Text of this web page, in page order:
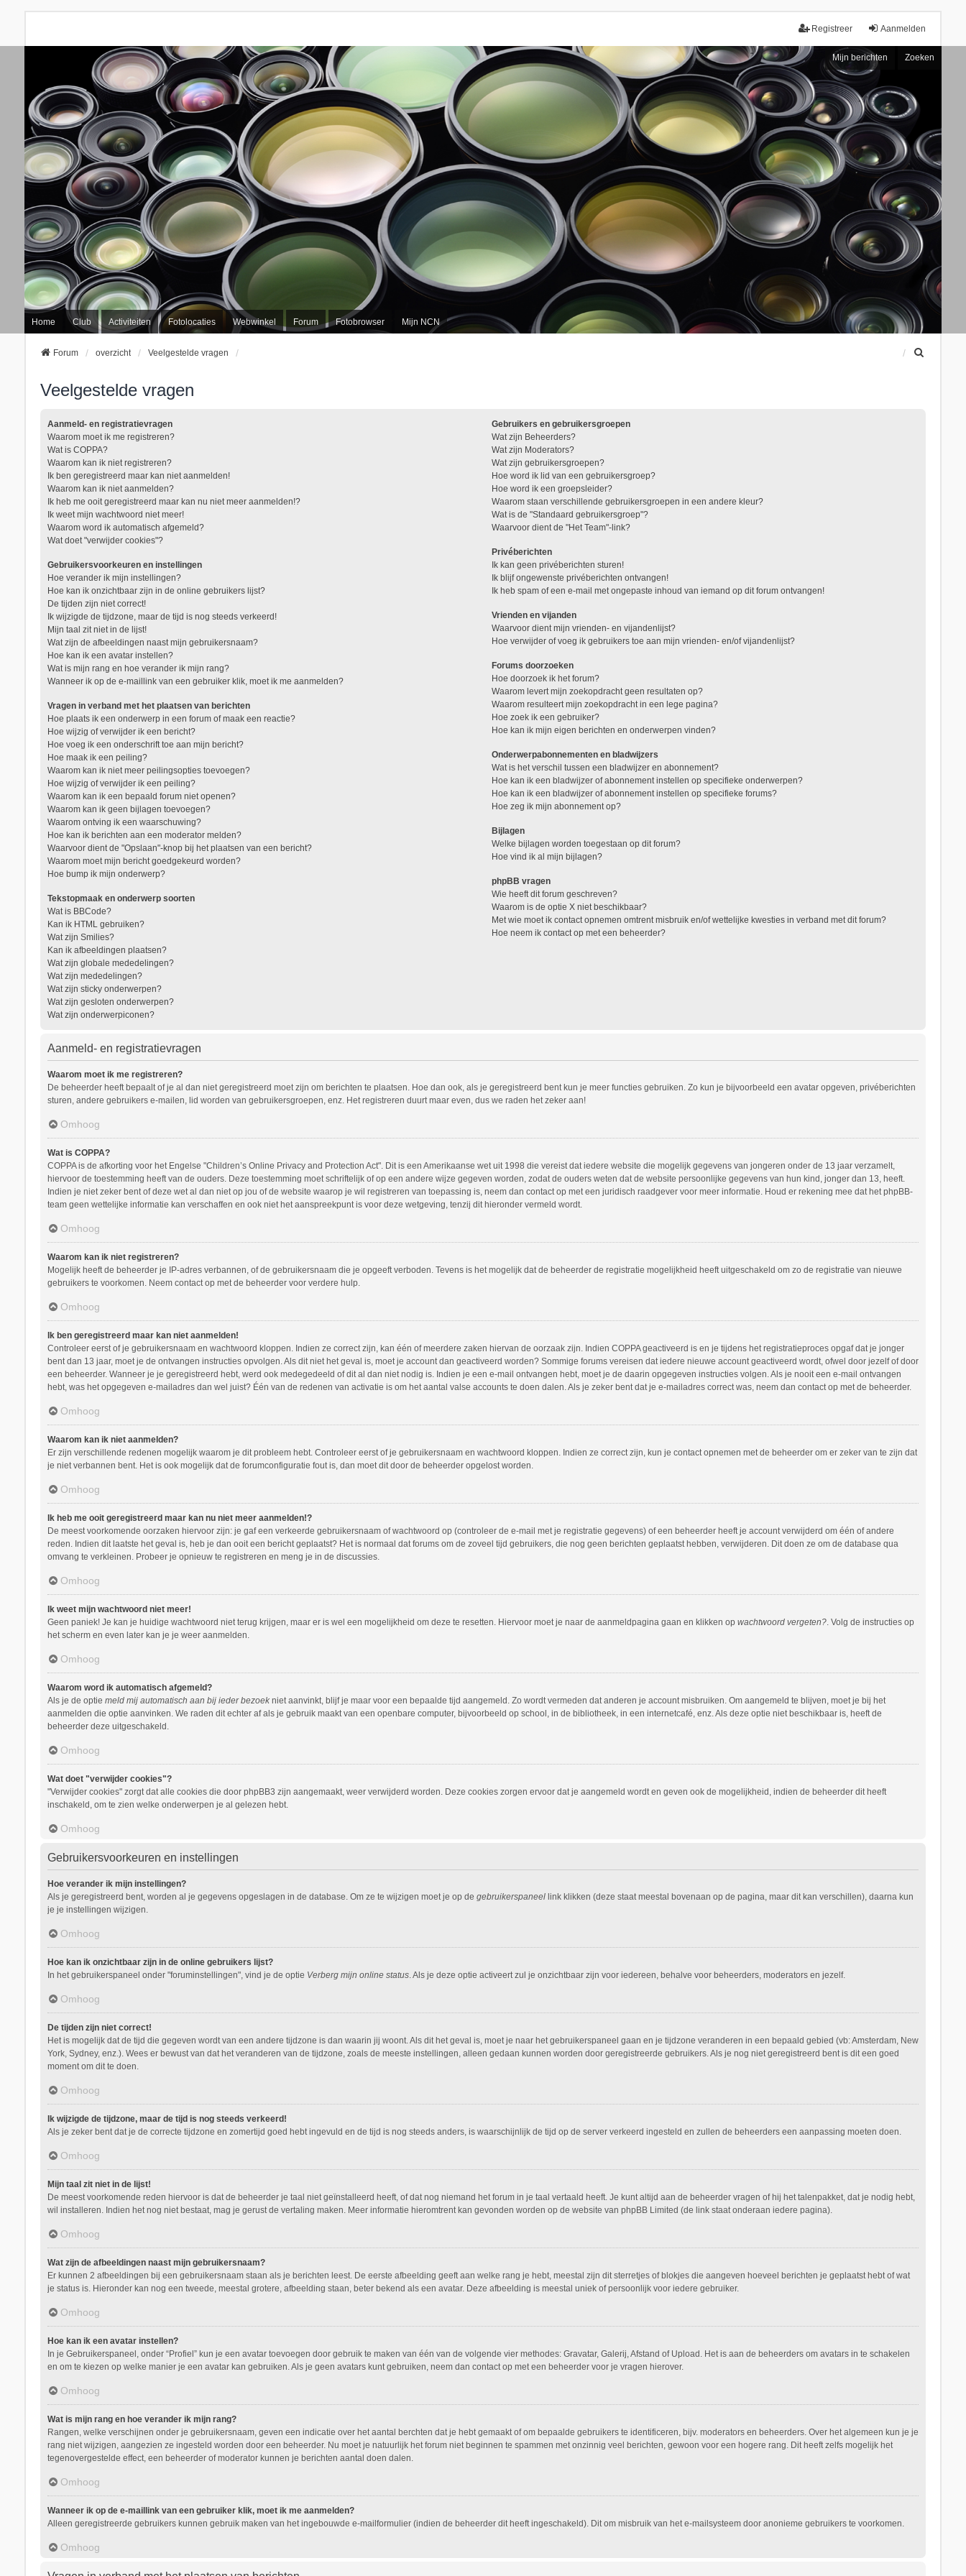
Aanmelden
Registreer
Mijn berichten Zoeken
Home Club Activiteiten Fotolocaties Webwinkel Forum Fotobrowser Mijn NCN
Forum overzicht Veelgestelde vragen
Veelgestelde vragen
Aanmeld- en registratievragen
Waarom moet ik me registreren?
Wat is COPPA?
Waarom kan ik niet registreren?
Ik ben geregistreerd maar kan niet aanmelden!
Waarom kan ik niet aanmelden?
Ik heb me ooit geregistreerd maar kan nu niet meer aanmelden!?
Ik weet mijn wachtwoord niet meer!
Waarom word ik automatisch afgemeld?
Wat doet "verwijder cookies"?
Gebruikersvoorkeuren en instellingen
Hoe verander ik mijn instellingen?
Hoe kan ik onzichtbaar zijn in de online gebruikers lijst?
De tijden zijn niet correct!
Ik wijzigde de tijdzone, maar de tijd is nog steeds verkeerd!
Mijn taal zit niet in de lijst!
Wat zijn de afbeeldingen naast mijn gebruikersnaam?
Hoe kan ik een avatar instellen?
Wat is mijn rang en hoe verander ik mijn rang?
Wanneer ik op de e-maillink van een gebruiker klik, moet ik me aanmelden?
Vragen in verband met het plaatsen van berichten
Hoe plaats ik een onderwerp in een forum of maak een reactie?
Hoe wijzig of verwijder ik een bericht?
Hoe voeg ik een onderschrift toe aan mijn bericht?
Hoe maak ik een peiling?
Waarom kan ik niet meer peilingsopties toevoegen?
Hoe wijzig of verwijder ik een peiling?
Waarom kan ik een bepaald forum niet openen?
Waarom kan ik geen bijlagen toevoegen?
Waarom ontving ik een waarschuwing?
Hoe kan ik berichten aan een moderator melden?
Waarvoor dient de "Opslaan"-knop bij het plaatsen van een bericht?
Waarom moet mijn bericht goedgekeurd worden?
Hoe bump ik mijn onderwerp?
Tekstopmaak en onderwerp soorten
Wat is BBCode?
Kan ik HTML gebruiken?
Wat zijn Smilies?
Kan ik afbeeldingen plaatsen?
Wat zijn globale mededelingen?
Wat zijn mededelingen?
Wat zijn sticky onderwerpen?
Wat zijn gesloten onderwerpen?
Wat zijn onderwerpiconen?
Gebruikers en gebruikersgroepen
Wat zijn Beheerders?
Wat zijn Moderators?
Wat zijn gebruikersgroepen?
Hoe word ik lid van een gebruikersgroep?
Hoe word ik een groepsleider?
Waarom staan verschillende gebruikersgroepen in een andere kleur?
Wat is de "Standaard gebruikersgroep"?
Waarvoor dient de "Het Team"-link?
Privéberichten
Ik kan geen privéberichten sturen!
Ik blijf ongewenste privéberichten ontvangen!
Ik heb spam of een e-mail met ongepaste inhoud van iemand op dit forum ontvangen!
Vrienden en vijanden
Waarvoor dient mijn vrienden- en vijandenlijst?
Hoe verwijder of voeg ik gebruikers toe aan mijn vrienden- en/of vijandenlijst?
Forums doorzoeken
Hoe doorzoek ik het forum?
Waarom levert mijn zoekopdracht geen resultaten op?
Waarom resulteert mijn zoekopdracht in een lege pagina?
Hoe zoek ik een gebruiker?
Hoe kan ik mijn eigen berichten en onderwerpen vinden?
Onderwerpabonnementen en bladwijzers
Wat is het verschil tussen een bladwijzer en abonnement?
Hoe kan ik een bladwijzer of abonnement instellen op specifieke onderwerpen?
Hoe kan ik een bladwijzer of abonnement instellen op specifieke forums?
Hoe zeg ik mijn abonnement op?
Bijlagen
Welke bijlagen worden toegestaan op dit forum?
Hoe vind ik al mijn bijlagen?
phpBB vragen
Wie heeft dit forum geschreven?
Waarom is de optie X niet beschikbaar?
Met wie moet ik contact opnemen omtrent misbruik en/of wettelijke kwesties in verband met dit forum?
Hoe neem ik contact op met een beheerder?
Aanmeld- en registratievragen
Waarom moet ik me registreren?
De beheerder heeft bepaalt of je al dan niet geregistreerd moet zijn om berichten te plaatsen. Hoe dan ook, als je geregistreerd bent kun je meer functies gebruiken. Zo kun je bijvoorbeeld een avatar opgeven, privéberichten
sturen, andere gebruikers e-mailen, lid worden van gebruikersgroepen, enz. Het registreren duurt maar even, dus we raden het zeker aan!
Omhoog
Wat is COPPA?
COPPA is de afkorting voor het Engelse "Children’s Online Privacy and Protection Act". Dit is een Amerikaanse wet uit 1998 die vereist dat iedere website die mogelijk gegevens van jongeren onder de 13 jaar verzamelt,
hiervoor de toestemming heeft van de ouders. Deze toestemming moet schriftelijk of op een andere wijze gegeven worden, zodat de ouders weten dat de website persoonlijke gegevens van hun kind, jonger dan 13, heeft.
Indien je niet zeker bent of deze wet al dan niet op jou of de website waarop je wil registreren van toepassing is, neem dan contact op met een juridisch raadgever voor meer informatie. Houd er rekening mee dat het phpBB-
team geen wettelijke informatie kan verschaffen en ook niet het aanspreekpunt is voor deze wetgeving, tenzij dit hieronder vermeld wordt.
Omhoog
Waarom kan ik niet registreren?
Mogelijk heeft de beheerder je IP-adres verbannen, of de gebruikersnaam die je opgeeft verboden. Tevens is het mogelijk dat de beheerder de registratie mogelijkheid heeft uitgeschakeld om zo de registratie van nieuwe
gebruikers te voorkomen. Neem contact op met de beheerder voor verdere hulp.
Omhoog
Ik ben geregistreerd maar kan niet aanmelden!
Controleer eerst of je gebruikersnaam en wachtwoord kloppen. Indien ze correct zijn, kan één of meerdere zaken hiervan de oorzaak zijn. Indien COPPA geactiveerd is en je tijdens het registratieproces opgaf dat je jonger
bent dan 13 jaar, moet je de ontvangen instructies opvolgen. Als dit niet het geval is, moet je account dan geactiveerd worden? Sommige forums vereisen dat iedere nieuwe account geactiveerd wordt, ofwel door jezelf of door
een beheerder. Wanneer je je geregistreerd hebt, werd ook medegedeeld of dit al dan niet nodig is. Indien je een e-mail ontvangen hebt, moet je de daarin opgegeven instructies volgen. Als je nooit een e-mail ontvangen
hebt, was het opgegeven e-mailadres dan wel juist? Één van de redenen van activatie is om het aantal valse accounts te doen dalen. Als je zeker bent dat je e-mailadres correct was, neem dan contact op met de beheerder.
Omhoog
Waarom kan ik niet aanmelden?
Er zijn verschillende redenen mogelijk waarom je dit probleem hebt. Controleer eerst of je gebruikersnaam en wachtwoord kloppen. Indien ze correct zijn, kun je contact opnemen met de beheerder om er zeker van te zijn dat
je niet verbannen bent. Het is ook mogelijk dat de forumconfiguratie fout is, dan moet dit door de beheerder opgelost worden.
Omhoog
Ik heb me ooit geregistreerd maar kan nu niet meer aanmelden!?
De meest voorkomende oorzaken hiervoor zijn: je gaf een verkeerde gebruikersnaam of wachtwoord op (controleer de e-mail met je registratie gegevens) of een beheerder heeft je account verwijderd om één of andere
reden. Indien dit laatste het geval is, heb je dan ooit een bericht geplaatst? Het is normaal dat forums om de zoveel tijd gebruikers, die nog geen berichten geplaatst hebben, verwijderen. Dit doen ze om de database qua
omvang te verkleinen. Probeer je opnieuw te registreren en meng je in de discussies.
Omhoog
Ik weet mijn wachtwoord niet meer!
Geen paniek! Je kan je huidige wachtwoord niet terug krijgen, maar er is wel een mogelijkheid om deze te resetten. Hiervoor moet je naar de aanmeldpagina gaan en klikken op wachtwoord vergeten?. Volg de instructies op
het scherm en even later kan je je weer aanmelden.
Omhoog
Waarom word ik automatisch afgemeld?
Als je de optie meld mij automatisch aan bij ieder bezoekniet aanvinkt, blijf je maar voor een bepaalde tijd aangemeld. Zo wordt vermeden dat anderen je account misbruiken. Om aangemeld te blijven, moet je bij het
aanmelden die optie aanvinken. We raden dit echter af als je gebruik maakt van een openbare computer, bijvoorbeeld op school, in de bibliotheek, in een internetcafé, enz. Als deze optie niet beschikbaar is, heeft de
beheerder deze uitgeschakeld.
Omhoog
Wat doet "verwijder cookies"?
"Verwijder cookies" zorgt dat alle cookies die door phpBB3 zijn aangemaakt, weer verwijderd worden. Deze cookies zorgen ervoor dat je aangemeld wordt en geven ook de mogelijkheid, indien de beheerder dit heeft
inschakeld, om te zien welke onderwerpen je al gelezen hebt.
Omhoog
Gebruikersvoorkeuren en instellingen
Hoe verander ik mijn instellingen?
Als je geregistreerd bent, worden al je gegevens opgeslagen in de database. Om ze te wijzigen moet je op de gebruikerspaneellink klikken (deze staat meestal bovenaan op de pagina, maar dit kan verschillen), daarna kun
je je instellingen wijzigen.
Omhoog
Hoe kan ik onzichtbaar zijn in de online gebruikers lijst?
In het gebruikerspaneel onder "foruminstellingen", vind je de optie Verberg mijn online status. Als je deze optie activeert zul je onzichtbaar zijn voor iedereen, behalve voor beheerders, moderators en jezelf.
Omhoog
De tijden zijn niet correct!
Het is mogelijk dat de tijd die gegeven wordt van een andere tijdzone is dan waarin jij woont. Als dit het geval is, moet je naar het gebruikerspaneel gaan en je tijdzone veranderen in een bepaald gebied (vb: Amsterdam, New
York, Sydney, enz.). Wees er bewust van dat het veranderen van de tijdzone, zoals de meeste instellingen, alleen gedaan kunnen worden door geregistreerde gebruikers. Als je nog niet geregistreerd bent is dit een goed
moment om dit te doen.
Omhoog
Ik wijzigde de tijdzone, maar de tijd is nog steeds verkeerd!
Als je zeker bent dat je de correcte tijdzone en zomertijd goed hebt ingevuld en de tijd is nog steeds anders, is waarschijnlijk de tijd op de server verkeerd ingesteld en zullen de beheerders een aanpassing moeten doen.
Omhoog
Mijn taal zit niet in de lijst!
De meest voorkomende reden hiervoor is dat de beheerder je taal niet geïnstalleerd heeft, of dat nog niemand het forum in je taal vertaald heeft. Je kunt altijd aan de beheerder vragen of hij het talenpakket, dat je nodig hebt,
wil installeren. Indien het nog niet bestaat, mag je gerust de vertaling maken. Meer informatie hieromtrent kan gevonden worden op de website van phpBB Limited (de link staat onderaan iedere pagina).
Omhoog
Wat zijn de afbeeldingen naast mijn gebruikersnaam?
Er kunnen 2 afbeeldingen bij een gebruikersnaam staan als je berichten leest. De eerste afbeelding geeft aan welke rang je hebt, meestal zijn dit sterretjes of blokjes die aangeven hoeveel berichten je geplaatst hebt of wat
je status is. Hieronder kan nog een tweede, meestal grotere, afbeelding staan, beter bekend als een avatar. Deze afbeelding is meestal uniek of persoonlijk voor iedere gebruiker.
Omhoog
Hoe kan ik een avatar instellen?
In je Gebruikerspaneel, onder “Profiel” kun je een avatar toevoegen door gebruik te maken van één van de volgende vier methodes: Gravatar, Galerij, Afstand of Upload. Het is aan de beheerders om avatars in te schakelen
en om te kiezen op welke manier je een avatar kan gebruiken. Als je geen avatars kunt gebruiken, neem dan contact op met een beheerder voor je vragen hierover.
Omhoog
Wat is mijn rang en hoe verander ik mijn rang?
Rangen, welke verschijnen onder je gebruikersnaam, geven een indicatie over het aantal berchten dat je hebt gemaakt of om bepaalde gebruikers te identificeren, bijv. moderators en beheerders. Over het algemeen kun je je
rang niet wijzigen, aangezien ze ingesteld worden door een beheerder. Nu moet je natuurlijk het forum niet beginnen te spammen met onzinnig veel berichten, gewoon voor een hogere rang. Dit heeft zelfs mogelijk het
tegenovergestelde effect, een beheerder of moderator kunnen je berichten aantal doen dalen.
Omhoog
Wanneer ik op de e-maillink van een gebruiker klik, moet ik me aanmelden?
Alleen geregistreerde gebruikers kunnen gebruik maken van het ingebouwde e-mailformulier (indien de beheerder dit heeft ingeschakeld). Dit om misbruik van het e-mailsysteem door anonieme gebruikers te voorkomen.
Omhoog